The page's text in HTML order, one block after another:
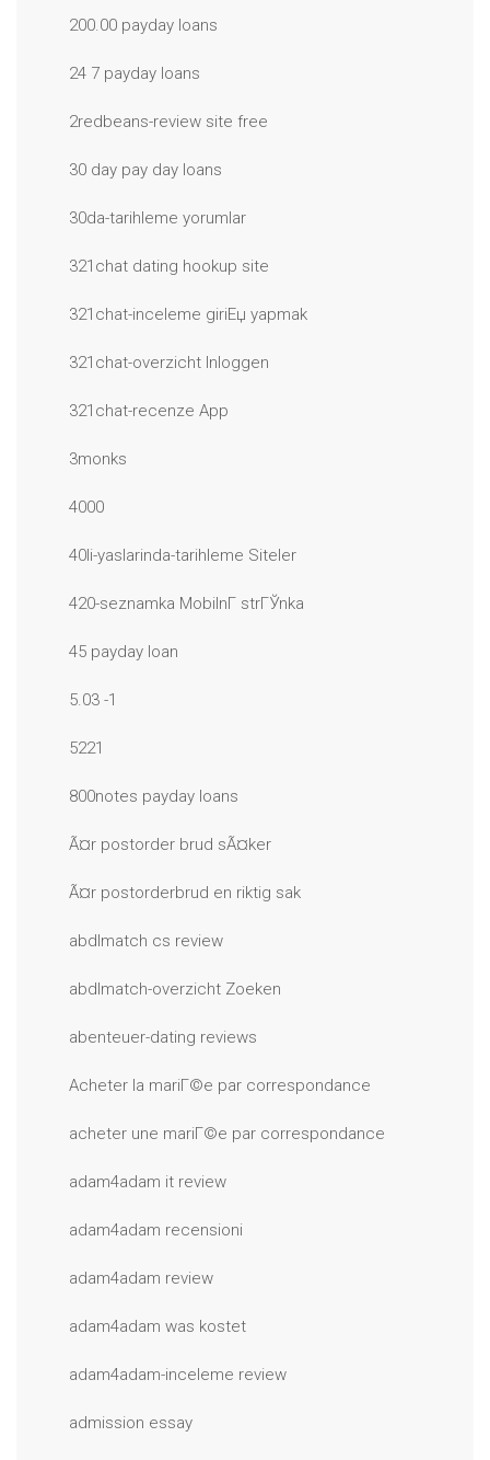
200.00 payday loans
24 7 payday loans
2redbeans-review site free
30 day pay day loans
30da-tarihleme yorumlar
321chat dating hookup site
321chat-inceleme giriЕџ yapmak
321chat-overzicht Inloggen
321chat-recenze App
3monks
4000
40li-yaslarinda-tarihleme Siteler
420-seznamka MobilnГ­ strГЎnka
45 payday loan
5.03 -1
5221
800notes payday loans
Ã¤r postorder brud sÃ¤ker
Ã¤r postorderbrud en riktig sak
abdlmatch cs review
abdlmatch-overzicht Zoeken
abenteuer-dating reviews
Acheter la mariГ©e par correspondance
acheter une mariГ©e par correspondance
adam4adam it review
adam4adam recensioni
adam4adam review
adam4adam was kostet
adam4adam-inceleme review
admission essay